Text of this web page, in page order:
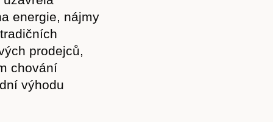
energie, nájmy
prodejců,
chování
výhodu